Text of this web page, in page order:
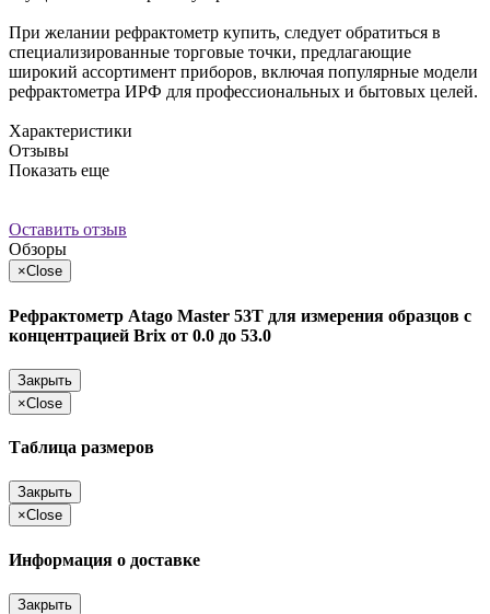
При желании рефрактометр купить, следует обратиться в
специализированные торговые точки, предлагающие
широкий ассортимент приборов, включая популярные модели
рефрактометра ИРФ для профессиональных и бытовых целей.
Характеристики
Отзывы
Показать еще
Оставить отзыв
Обзоры
×Close
Рефрактометр Atago Master 53T для измерения образцов с
концентрацией Brix от 0.0 до 53.0
Закрыть
×Close
Таблица размеров
Закрыть
×Close
Информация о доставке
Закрыть